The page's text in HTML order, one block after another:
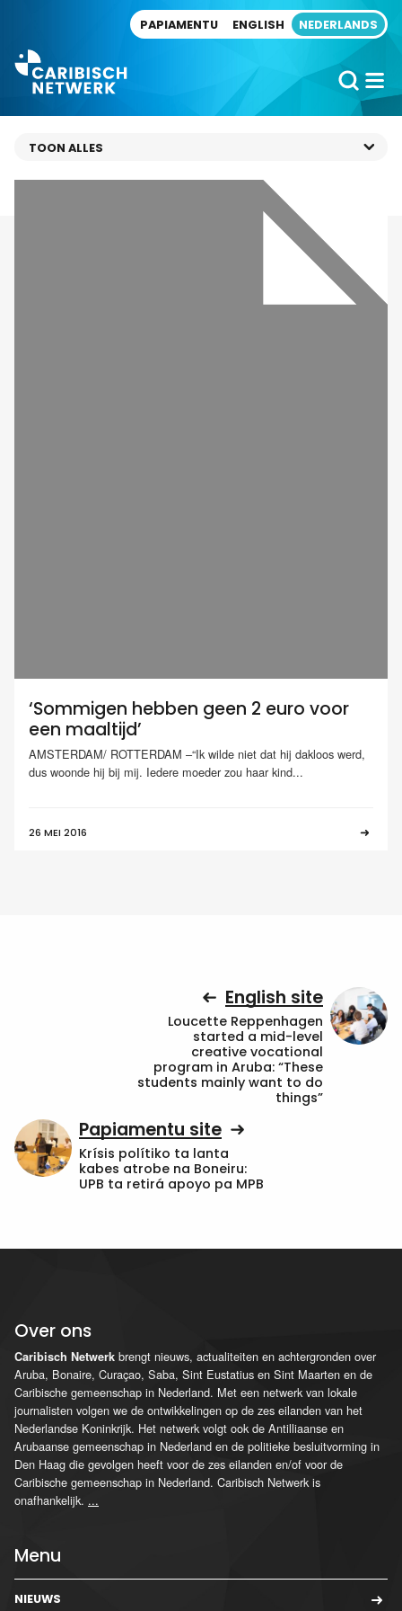
PAPIAMENTU ENGLISH NEDERLANDS
‘Sommigen hebben geen 2 euro voor
een maaltijd’
AMSTERDAM/ ROTTERDAM –“Ik wilde niet dat hij dakloos werd,
dus woonde hij bij mij. Iedere moeder zou haar kind...
26 MEI 2016
English site
Loucette Reppenhagen
started a mid-level
creative vocational
program in Aruba: “These
students mainly want to do
things”
Papiamentu site
Krísis polítiko ta lanta
kabes atrobe na Boneiru:
UPB ta retirá apoyo pa MPB
Over ons
Caribisch Netwerk brengt nieuws, actualiteiten en achtergronden over
Aruba, Bonaire, Curaçao, Saba, Sint Eustatius en Sint Maarten en de
Caribische gemeenschap in Nederland. Met een netwerk van lokale
journalisten volgen we de ontwikkelingen op de zes eilanden van het
Nederlandse Koninkrijk. Het netwerk volgt ook de Antilliaanse en
Arubaanse gemeenschap in Nederland en de politieke besluitvorming in
Den Haag die gevolgen heeft voor de zes eilanden en/of voor de
Caribische gemeenschap in Nederland. Caribisch Netwerk is
onafhankelijk. ...
Menu
NIEUWS